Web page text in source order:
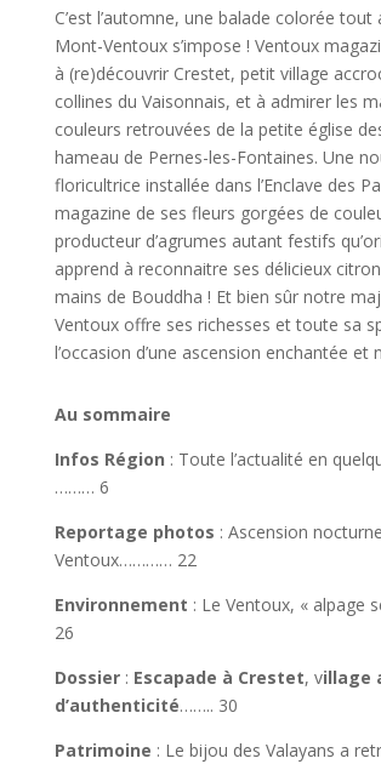
C’est l’automne, une balade colorée tout
Mont-Ventoux s’impose ! Ventoux
à (re)découvrir Crestet, petit village
collines du Vaisonnais, et à admirer les
couleurs retrouvées de la petite église
hameau de Pernes-les-Fontaines. Une
floricultrice installée dans l’Enclave des
magazine de ses fleurs gorgées de
producteur d’agrumes autant festifs
apprend à reconnaitre ses délicieux
mains de Bouddha ! Et bien sûr notre
Ventoux offre ses richesses et toute sa
l’occasion d’une ascension enchantée et
Au sommaire
Infos Région : Toute l’actualité en
……… 6
Reportage photos : Ascension
Ventoux………… 22
Environnement : Le Ventoux, « alpage
26
Dossier: Escapade à Crestet, village
d’authenticité…….. 30
Patrimoine : Le bijou des Valayans a